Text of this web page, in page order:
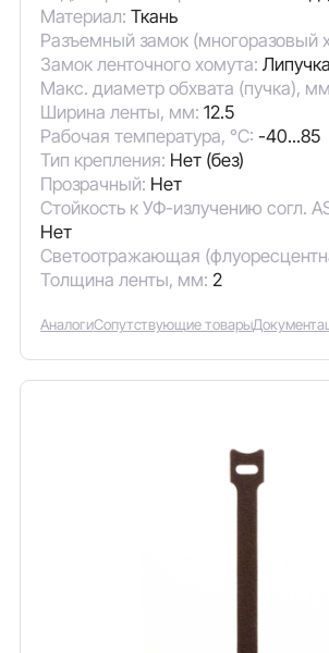
Материал: Ткань
Разъемный замок (многоразовый
Замок ленточного хомута: Липучка
Макс. диаметр обхвата (пучка),
Ширина ленты, мм: 12.5
Рабочая температура, °C: -40...85
Тип крепления: Нет (без)
Прозрачный: Нет
Стойкость к УФ-излучению согл.
Нет
Светоотражающая
Толщина ленты, мм: 2
АналогиСопутствующие товары